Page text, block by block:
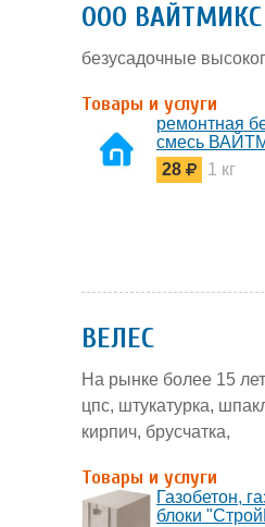
ООО ВАЙТМИКС
безусадочные
Товары и услуги
ремонтная
смесь
28
1 кг
ВЕЛЕС
На рынке более 15
цпс, штукатурка,
кирпич, брусчатка,
Товары и услуги
Газобетон,
блоки